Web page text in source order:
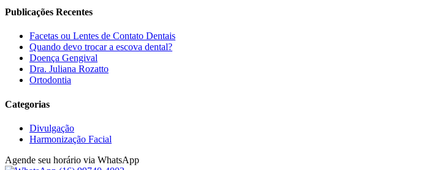
Publicações Recentes
Facetas ou Lentes de Contato Dentais
Quando devo trocar a escova dental?
Doença Gengival
Dra. Juliana Rozatto
Ortodontia
Categorias
Divulgação
Harmonização Facial
Agende seu horário via WhatsApp